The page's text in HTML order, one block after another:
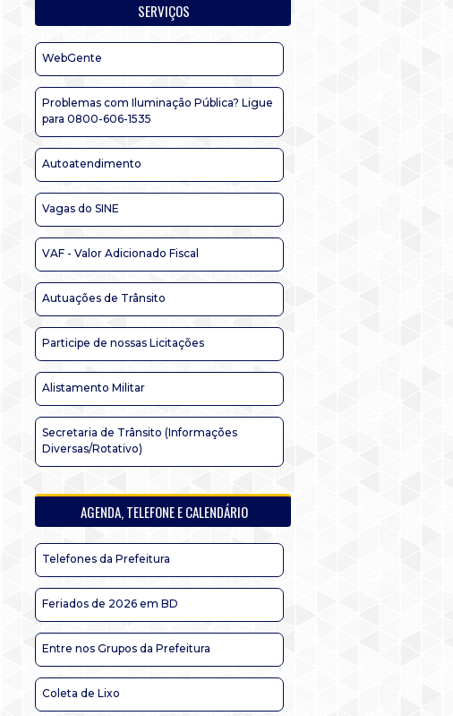
SERVIÇOS
WebGente
Problemas com Iluminação Pública? Ligue
para 0800-606-1535
Autoatendimento
Vagas do SINE
VAF - Valor Adicionado Fiscal
Autuações de Trânsito
Participe de nossas Licitações
Alistamento Militar
Secretaria de Trânsito (Informações
Diversas/Rotativo)
AGENDA, TELEFONE E CALENDÁRIO
Telefones da Prefeitura
Feriados de 2026 em BD
Entre nos Grupos da Prefeitura
Coleta de Lixo